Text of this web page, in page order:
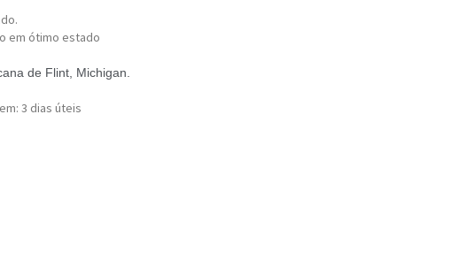
em ótimo estado
de Flint, Michigan.
3 dias úteis